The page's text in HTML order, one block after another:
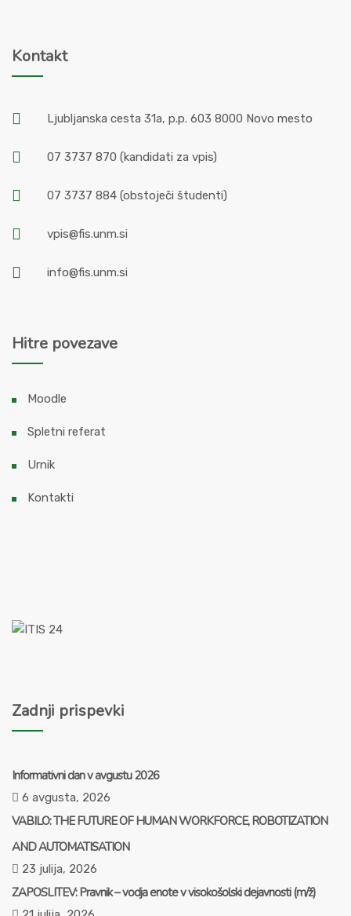
Kontakt
Ljubljanska cesta 31a, p.p. 603 8000 Novo mesto
07 3737 870 (kandidati za vpis)
07 3737 884 (obstoječi študenti)
vpis@fis.unm.si
info@fis.unm.si
Hitre povezave
Moodle
Spletni referat
Urnik
Kontakti
Zadnji prispevki
Informativni dan v avgustu 2026
6 avgusta, 2026
VABILO: THE FUTURE OF HUMAN WORKFORCE, ROBOTIZATION
AND AUTOMATISATION
23 julija, 2026
ZAPOSLITEV: Pravnik – vodja enote v visokošolski dejavnosti (m/ž)